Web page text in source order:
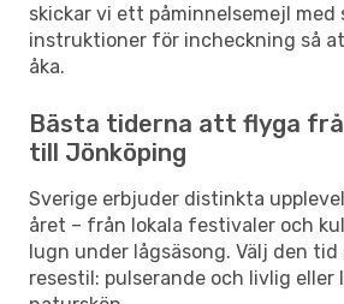
skickar vi ett påminnelsemejl
instruktioner för incheckning så
åka.
Bästa tiderna att flyga
till Jönköping
Sverige erbjuder distinkta
året – från lokala festivaler och
lugn under lågsäsong. Välj den tid
resestil: pulserande och livlig eller